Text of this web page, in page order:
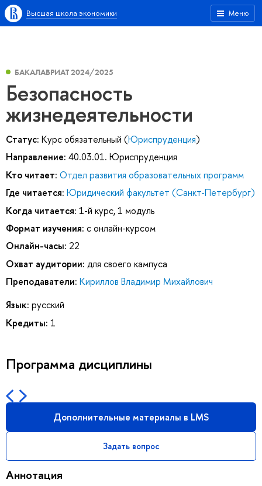
Меню
Высшая школа экономики
БАКАЛАВРИАТ 2024/2025
Безопасность
жизнедеятельности
Статус: Курс обязательный (Юриспруденция)
Направление: 40.03.01. Юриспруденция
Кто читает: Отдел развития образовательных программ
Где читается: Юридический факультет (Санкт-Петербург)
Когда читается: 1-й курс, 1 модуль
Формат изучения: с онлайн-курсом
Онлайн-часы: 22
Охват аудитории: для своего кампуса
Преподаватели: Кириллов Владимир Михайлович
Язык: русский
Кредиты: 1
Программа дисциплины
Дополнительные материалы в LMS
Задать вопрос
Аннотация